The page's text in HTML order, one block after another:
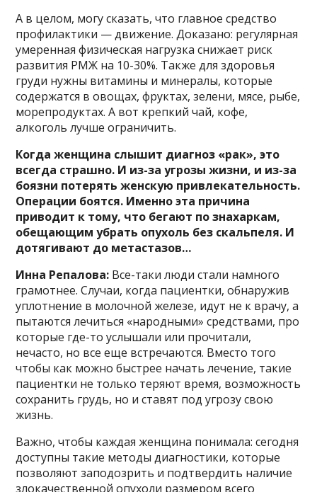
А в целом, могу сказать, что главное средство
профилактики — движение. Доказано: регулярная
умеренная физическая нагрузка снижает риск
развития РМЖ на 10-30%. Также для здоровья
груди нужны витамины и минералы, которые
содержатся в овощах, фруктах, зелени, мясе, рыбе,
морепродуктах. А вот крепкий чай, кофе,
алкоголь лучше ограничить.
Когда женщина слышит диагноз «рак», это
всегда страшно. И из-за угрозы жизни, и из-за
боязни потерять женскую привлекательность.
Операции боятся. Именно эта причина
приводит к тому, что бегают по знахаркам,
обещающим убрать опухоль без скальпеля. И
дотягивают до метастазов…
Инна Репалова: Все-таки люди стали намного
грамотнее. Случаи, когда пациентки, обнаружив
уплотнение в молочной железе, идут не к врачу, а
пытаются лечиться «народными» средствами, про
которые где-то услышали или прочитали,
нечасто, но все еще встречаются. Вместо того
чтобы как можно быстрее начать лечение, такие
пациентки не только теряют время, возможность
сохранить грудь, но и ставят под угрозу свою
жизнь.
Важно, чтобы каждая женщина понимала: сегодня
доступны такие методы диагностики, которые
позволяют заподозрить и подтвердить наличие
злокачественной опухоли размером всего